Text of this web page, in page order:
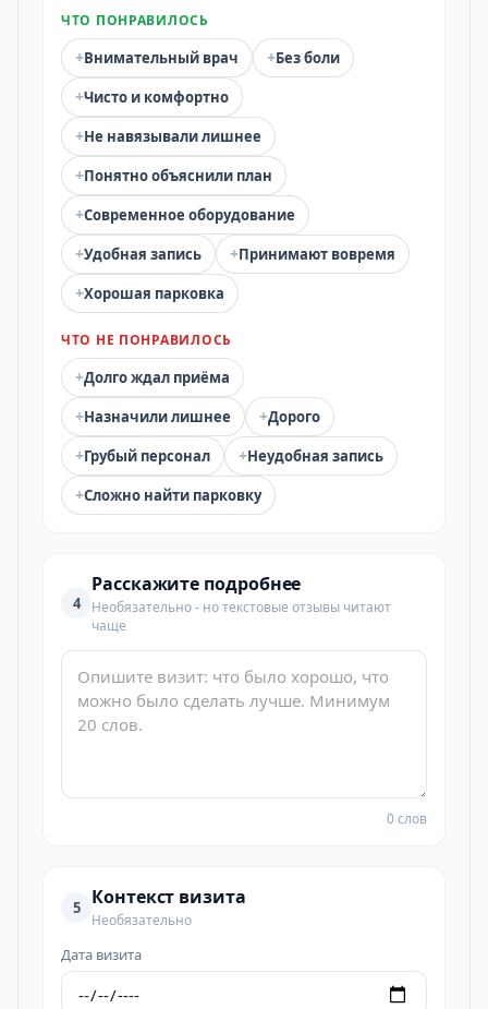
ЧТО ПОНРАВИЛОСЬ
+Внимательный врач +Без боли
+Чисто и комфортно
+Не навязывали лишнее
+Понятно объяснили план
+Современное оборудование
+Удобная запись +Принимают вовремя
+Хорошая парковка
ЧТО НЕ ПОНРАВИЛОСЬ
+Долго ждал приёма
+Назначили лишнее +Дорого
+Грубый персонал +Неудобная запись
+Сложно найти парковку
4
Расскажите подробнее
Необязательно - но текстовые отзывы читают
чаще
0 слов
5 Контекст визита
Необязательно
Дата визита